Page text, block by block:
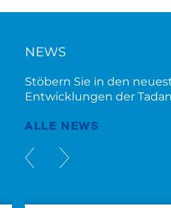
NEWS
Stöbern Sie in den
Entwicklungen der
ALLE NEWS